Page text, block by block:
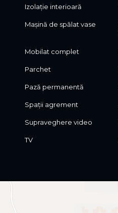
Izolație interioară
Mașină de spălat vase
Mobilat complet
Parchet
Pază permanentă
Spații agrement
Supraveghere video
TV